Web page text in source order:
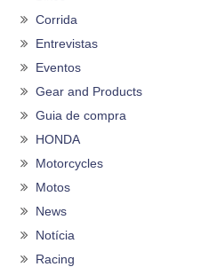
Corrida
Entrevistas
Eventos
Gear and Products
Guia de compra
HONDA
Motorcycles
Motos
News
Notícia
Racing